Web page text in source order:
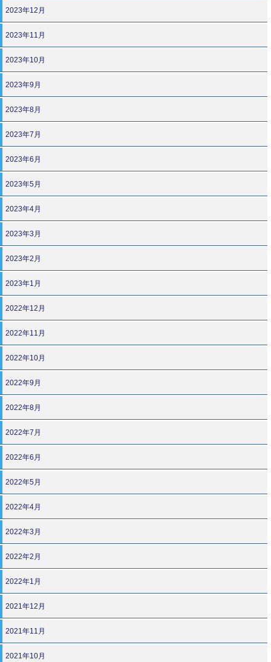
2023年12月
2023年11月
2023年10月
2023年9月
2023年8月
2023年7月
2023年6月
2023年5月
2023年4月
2023年3月
2023年2月
2023年1月
2022年12月
2022年11月
2022年10月
2022年9月
2022年8月
2022年7月
2022年6月
2022年5月
2022年4月
2022年3月
2022年2月
2022年1月
2021年12月
2021年11月
2021年10月